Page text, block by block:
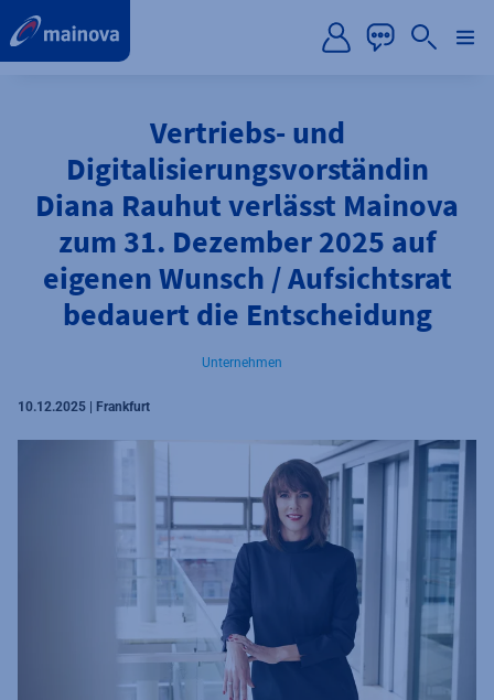
Vertriebs- und
Digitalisierungsvorständin
Diana Rauhut verlässt Mainova
zum 31. Dezember 2025 auf
eigenen Wunsch / Aufsichtsrat
bedauert die Entscheidung
Unternehmen
10.12.2025 | Frankfurt